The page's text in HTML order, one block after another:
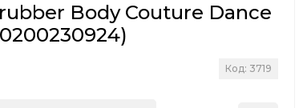
Body Couture Dance
Код: 3719